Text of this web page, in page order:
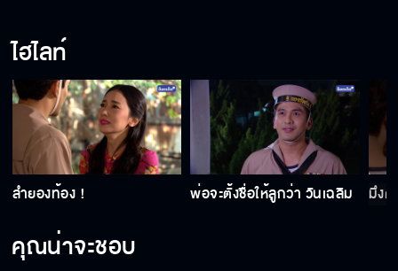
แล้วกูไม่ใช่เมียมึงเหรอ มึงถึงไม่ต้องดูแลกู
ไฮไลท์
ลำยองท้อง ! พ่อจะตั้งชื่อให้ลูกว่า วันเฉลิม มึงต
คุณน่าจะชอบ